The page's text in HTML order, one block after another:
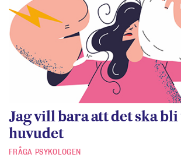
Jag vill bara att det ska
huvudet
FRÅGA PSYKOLOGEN